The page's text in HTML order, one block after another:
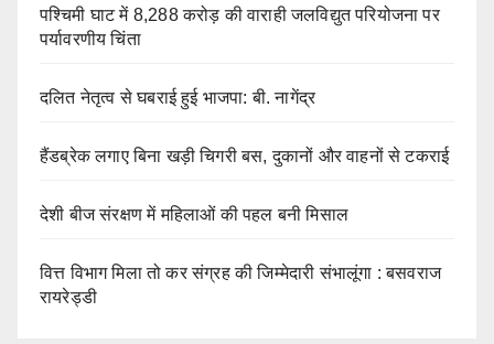
पश्चिमी घाट में 8,288 करोड़ की वाराही जलविद्युत परियोजना पर
पर्यावरणीय चिंता
दलित नेतृत्व से घबराई हुई भाजपा: बी. नागेंद्र
हैंडब्रेक लगाए बिना खड़ी चिगरी बस, दुकानों और वाहनों से टकराई
देशी बीज संरक्षण में महिलाओं की पहल बनी मिसाल
वित्त विभाग मिला तो कर संग्रह की जिम्मेदारी संभालूंगा : बसवराज
रायरेड्डी